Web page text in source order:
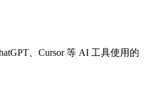
、Cursor 等 AI 工具使用的